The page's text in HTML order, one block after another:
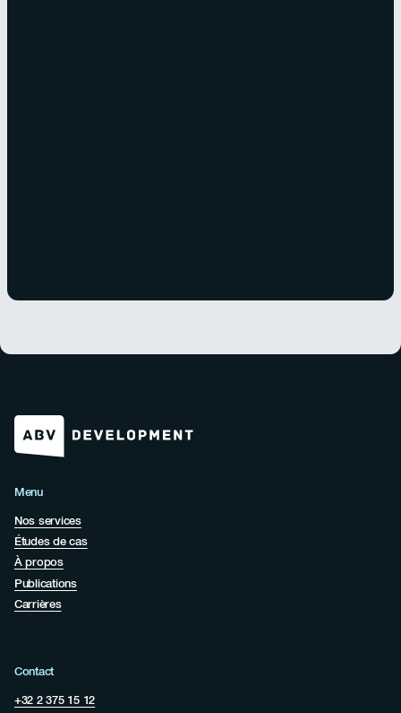
Menu
Nos services
Études de cas
À propos
Publications
Carrières
Contact
+32 2 375 15 12